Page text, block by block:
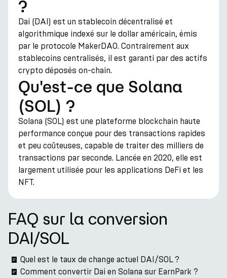
?
Dai (DAI) est un stablecoin décentralisé et
algorithmique indexé sur le dollar américain, émis
par le protocole MakerDAO. Contrairement aux
stablecoins centralisés, il est garanti par des actifs
crypto déposés on-chain.
Qu'est-ce que Solana
(SOL) ?
Solana (SOL) est une plateforme blockchain haute
performance conçue pour des transactions rapides
et peu coûteuses, capable de traiter des milliers de
transactions par seconde. Lancée en 2020, elle est
largement utilisée pour les applications DeFi et les
NFT.
FAQ sur la conversion
DAI/SOL
Quel est le taux de change actuel DAI/SOL ?
Comment convertir Dai en Solana sur EarnPark ?